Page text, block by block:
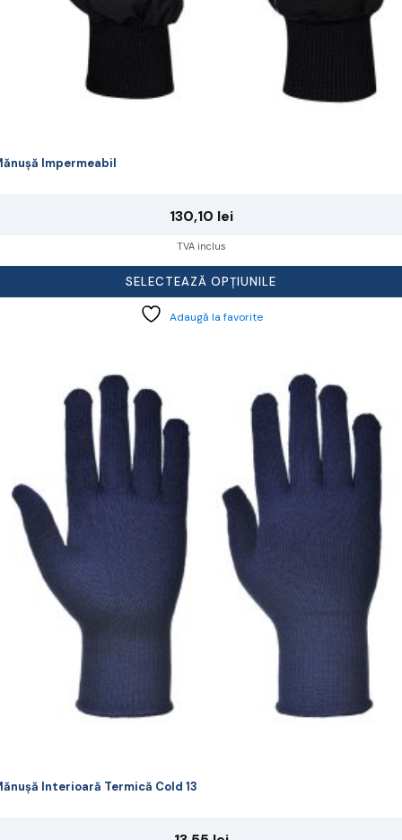
Impermeabil
130,10 lei
TVA inclus
SELECTEAZĂ OPȚIUNILE
Adaugă la favorite
Interioară Termică Cold 13